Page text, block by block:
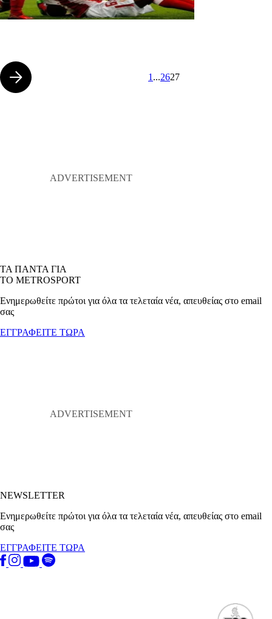
1 ...2627
ΤΑ ΠΑΝΤΑ ΓΙΑ
ΤΟ METROSPORT
Ενημερωθείτε πρώτοι για όλα τα τελεταία νέα, απευθείας στο email
σας
ΕΓΓΡΑΦΕΙΤΕ ΤΩΡΑ
NEWSLETTER
Ενημερωθείτε πρώτοι για όλα τα τελεταία νέα, απευθείας στο email
σας
ΕΓΓΡΑΦΕΙΤΕ ΤΩΡΑ